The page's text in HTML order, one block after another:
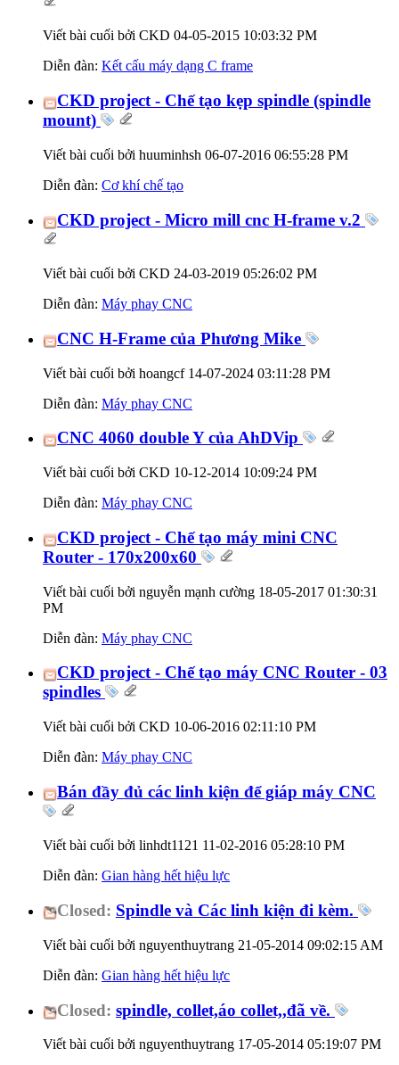
Viết bài cuối bởi CKD 04-05-2015 10:03:32 PM
Diễn đàn: Kết cấu máy dạng C frame
CKD project - Chế tạo kẹp spindle (spindle
mount)
Viết bài cuối bởi huuminhsh 06-07-2016 06:55:28 PM
Diễn đàn: Cơ khí chế tạo
CKD project - Micro mill cnc H-frame v.2
Viết bài cuối bởi CKD 24-03-2019 05:26:02 PM
Diễn đàn: Máy phay CNC
CNC H-Frame của Phương Mike
Viết bài cuối bởi hoangcf 14-07-2024 03:11:28 PM
Diễn đàn: Máy phay CNC
CNC 4060 double Y của AhDVip
Viết bài cuối bởi CKD 10-12-2014 10:09:24 PM
Diễn đàn: Máy phay CNC
CKD project - Chế tạo máy mini CNC
Router - 170x200x60
Viết bài cuối bởi nguyễn mạnh cường 18-05-2017 01:30:31
PM
Diễn đàn: Máy phay CNC
CKD project - Chế tạo máy CNC Router - 03
spindles
Viết bài cuối bởi CKD 10-06-2016 02:11:10 PM
Diễn đàn: Máy phay CNC
Bán đầy đủ các linh kiện để giáp máy CNC
Viết bài cuối bởi linhdt1121 11-02-2016 05:28:10 PM
Diễn đàn: Gian hàng hết hiệu lực
Closed: Spindle và Các linh kiện đi kèm.
Viết bài cuối bởi nguyenthuytrang 21-05-2014 09:02:15 AM
Diễn đàn: Gian hàng hết hiệu lực
Closed: spindle, collet,áo collet,,đã về.
Viết bài cuối bởi nguyenthuytrang 17-05-2014 05:19:07 PM